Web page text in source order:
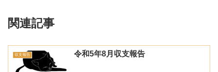
関連記事
収支報告 令和5年8月収支報告